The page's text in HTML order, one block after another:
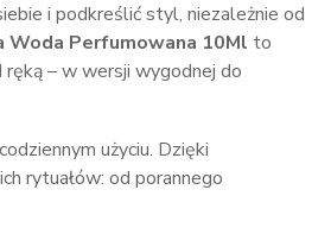
i podkreślić styl, niezależnie od
Woda Perfumowana 10Ml to
– w wersji wygodnej do
użyciu. Dzięki
rytuałów: od porannego